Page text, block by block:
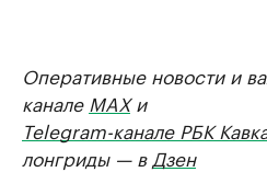
Оперативные новости и
канале MAXи
Telegram-канале РБК
лонгриды — в Дзен